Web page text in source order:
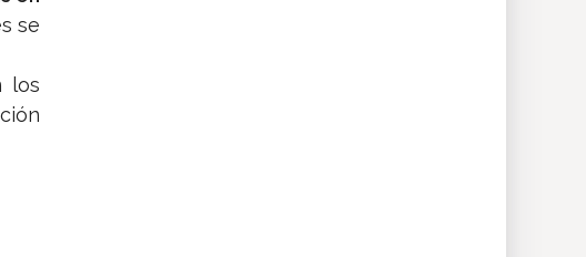
se
los